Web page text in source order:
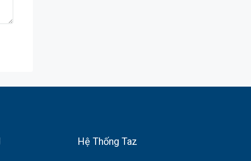
Hệ Thống Taz